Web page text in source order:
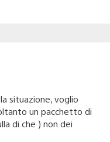
situazione, voglio
un pacchetto di
di che ) non dei